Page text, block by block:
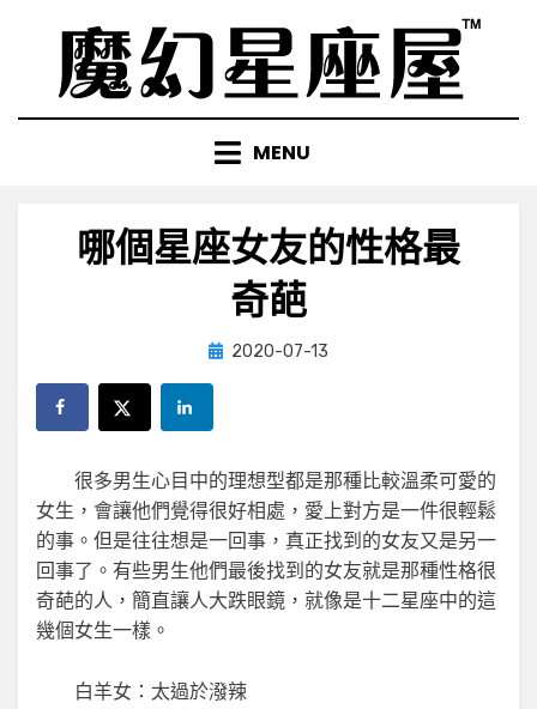
content
MENU
哪個星座女友的性格最
奇葩
by小編
Posted
2020-07-13
很多男生心目中的理想型都是那種比較溫柔可愛的
女生，會讓他們覺得很好相處，愛上對方是一件很輕鬆
的事。但是往往想是一回事，真正找到的女友又是另一
回事了。有些男生他們最後找到的女友就是那種性格很
奇葩的人，簡直讓人大跌眼鏡，就像是十二星座中的這
幾個女生一樣。
白羊女：太過於潑辣